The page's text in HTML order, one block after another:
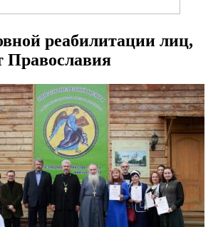
реабилитации лиц,
Православия